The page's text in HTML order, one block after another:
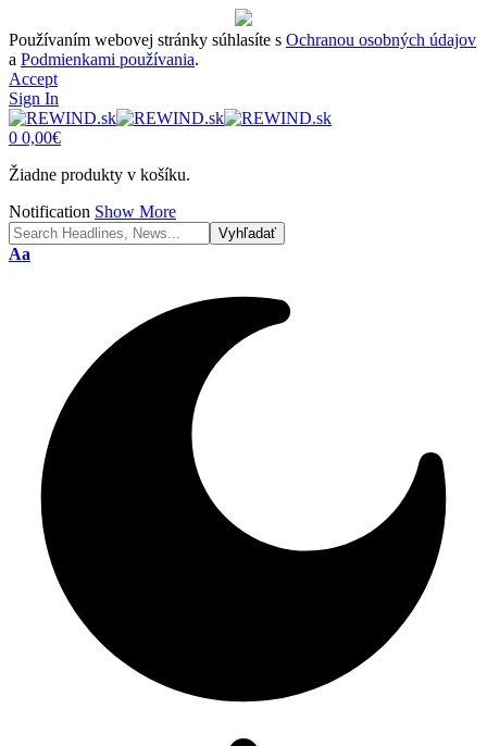
Používaním webovej stránky súhlasíte s Ochranou osobných údajov
a Podmienkami používania.
Accept
Sign In
0 0,00€
Žiadne produkty v košíku.
Notification Show More
Font
Aa